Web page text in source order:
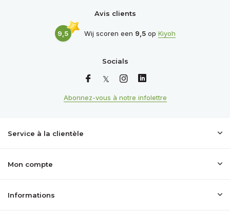
Avis clients
9,5 Wij scoren een 9,5op Kiyoh
Socials
Abonnez-vous à notre infolettre
Service à la clientèle
Mon compte
Informations